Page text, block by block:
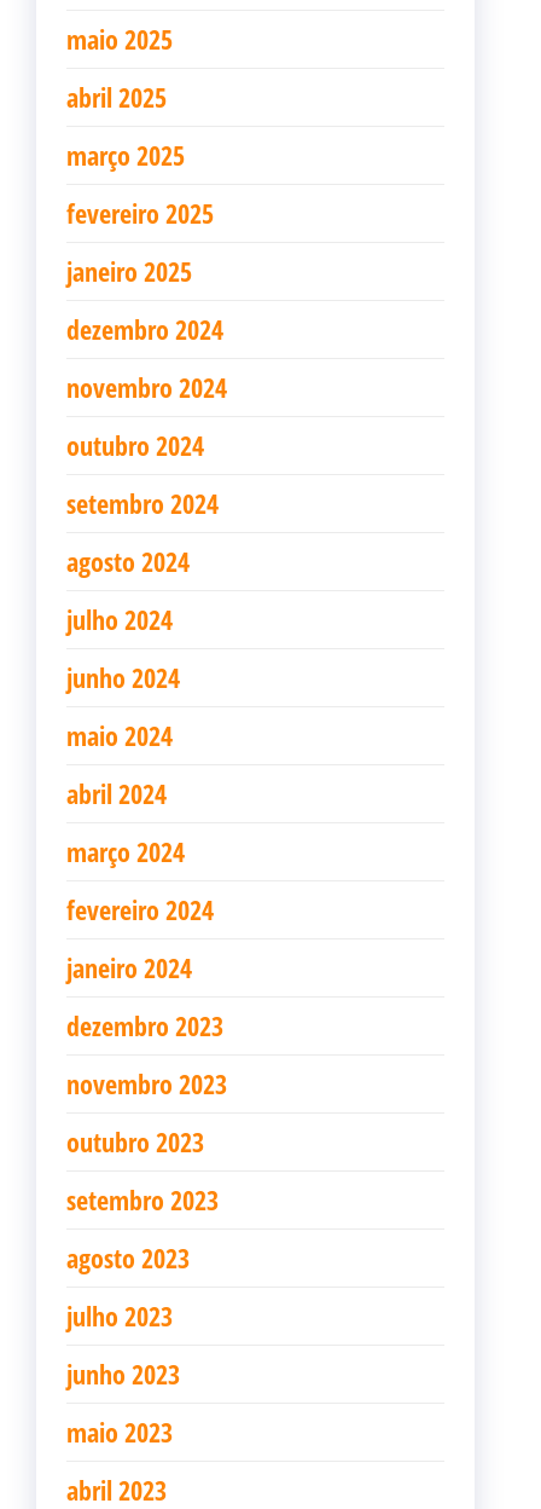
maio 2025
abril 2025
março 2025
fevereiro 2025
janeiro 2025
dezembro 2024
novembro 2024
outubro 2024
setembro 2024
agosto 2024
julho 2024
junho 2024
maio 2024
abril 2024
março 2024
fevereiro 2024
janeiro 2024
dezembro 2023
novembro 2023
outubro 2023
setembro 2023
agosto 2023
julho 2023
junho 2023
maio 2023
abril 2023